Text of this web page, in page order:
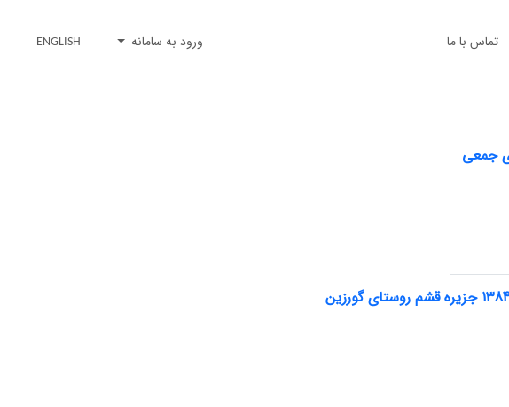
تماس با ما ورود به سامانه ENGLISH